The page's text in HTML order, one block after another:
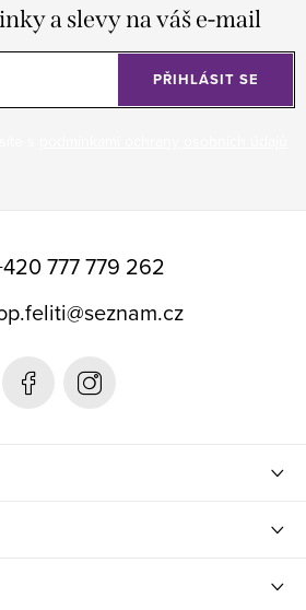
a slevy na váš e-mail
PŘIHLÁSIT SE
777 779 262
@seznam.cz